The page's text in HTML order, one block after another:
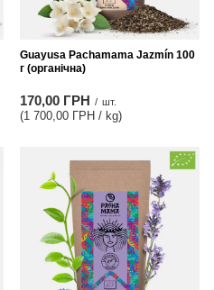
Guayusa Pachamama Jazmín 100
г (органічна)
170,00 ГРН / шт.
(1 700,00 ГРН / kg)